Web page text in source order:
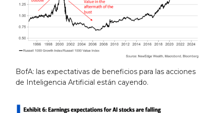
BofA: las expectativas de beneficios para las acciones
de Inteligencia Artificial están cayendo.